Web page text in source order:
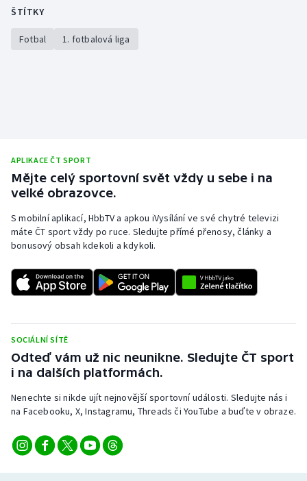
ŠTÍTKY
Fotbal 1. fotbalová liga
APLIKACE ČT SPORT
Mějte celý sportovní svět vždy u sebe i na
velké obrazovce.
S mobilní aplikací, HbbTV a apkou iVysílání ve své chytré televizi
máte ČT sport vždy po ruce. Sledujte přímé přenosy, články a
bonusový obsah kdekoli a kdykoli.
SOCIÁLNÍ SÍTĚ
Odteď vám už nic neunikne. Sledujte ČT sport
i na dalších platformách.
Nenechte si nikde ujít nejnovější sportovní události. Sledujte nás i
na Facebooku, X, Instagramu, Threads či YouTube a buďte v obraze.